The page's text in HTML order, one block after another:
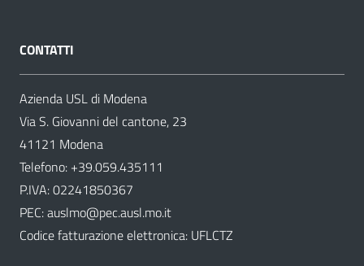
CONTATTI
Azienda USL di Modena
Via S. Giovanni del cantone, 23
41121 Modena
Telefono: +39.059.435111
P.IVA: 02241850367
PEC:auslmo@pec.ausl.mo.it
Codice fatturazione elettronica: UFLCTZ